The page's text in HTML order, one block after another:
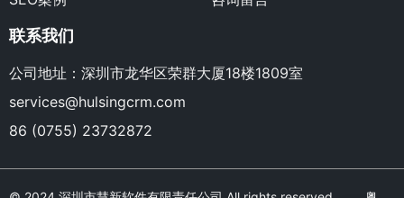
联系我们
公司地址：深圳市龙华区荣群大厦18楼1809室
services@hulsingcrm.com
86 (0755) 23732872